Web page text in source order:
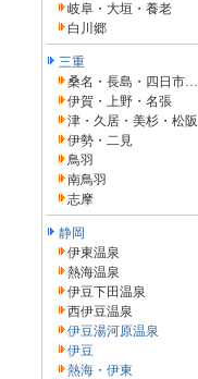
岐阜・大垣・養老
白川郷
三重
桑名・長島・四日市・湯の山・鈴鹿
伊賀・上野・名張
津・久居・美杉・松阪
伊勢・二見
鳥羽
南鳥羽
志摩
静岡
伊東温泉
熱海温泉
伊豆下田温泉
西伊豆温泉
伊豆湯河原温泉
伊豆
熱海・伊東